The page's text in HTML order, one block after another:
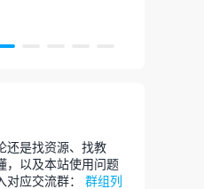
还是找资源、找教
，以及本站使用问题
对应交流群： 群组列